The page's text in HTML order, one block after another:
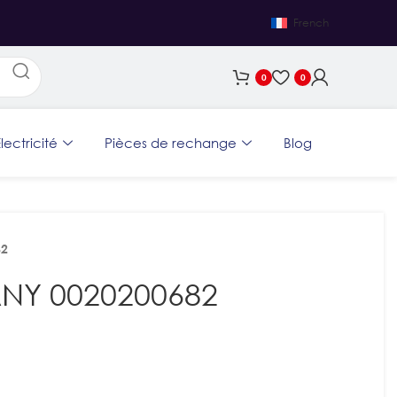
French
0 0
Pièces de rechange Blog
0020200682